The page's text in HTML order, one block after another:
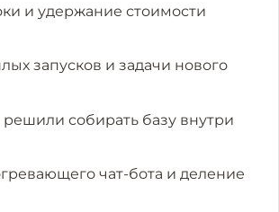
и удержание стоимости
запусков и задачи нового
собирать базу внутри
чат-бота и деление